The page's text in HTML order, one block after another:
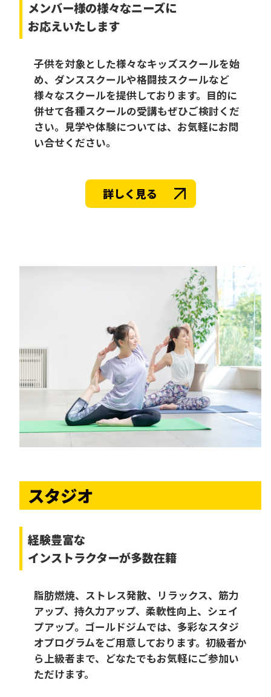
メンバー様の様々なニーズに
お応えいたします
子供を対象とした様々なキッズスクールを始
め、ダンススクールや格闘技スクールなど
様々なスクールを提供しております。目的に
併せて各種スクールの受講もぜひご検討くだ
さい。見学や体験については、お気軽にお問
い合せください。
詳しく見る
スタジオ
経験豊富な
インストラクターが多数在籍
脂肪燃焼、ストレス発散、リラックス、筋力
アップ、持久力アップ、柔軟性向上、シェイ
プアップ。ゴールドジムでは、多彩なスタジ
オプログラムをご用意しております。初級者か
ら上級者まで、どなたでもお気軽にご参加い
ただけます。